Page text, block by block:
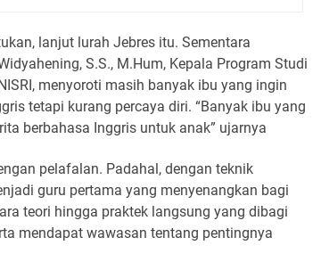
lanjut lurah Jebres itu. Sementara
S.S., M.Hum, Kepala Program Studi
menyoroti masih banyak ibu yang ingin
tetapi kurang percaya diri. “Banyak ibu yang
berbahasa Inggris untuk anak” ujarnya
pelafalan. Padahal, dengan teknik
guru pertama yang menyenangkan bagi
teori hingga praktek langsung yang dibagi
mendapat wawasan tentang pentingnya